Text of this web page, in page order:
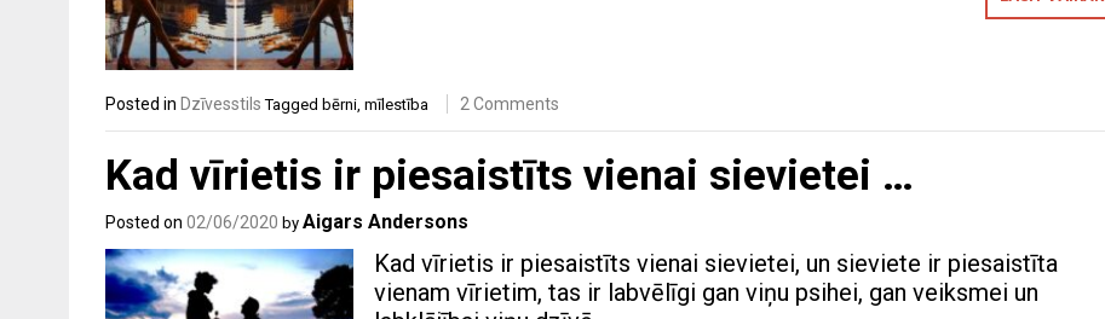
Posted in Dzīvesstils Tagged bērni mīlestība 2 Comments
Kad vīrietis ir piesaistīts vienai sievietei …
Posted on 02/06/2020 by Aigars Andersons
Kad vīrietis ir piesaistīts vienai sievietei, un sieviete ir piesaistīta
vienam vīrietim, tas ir labvēlīgi gan viņu psihei, gan veiksmei un